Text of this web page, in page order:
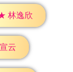
林逸欣
宣云